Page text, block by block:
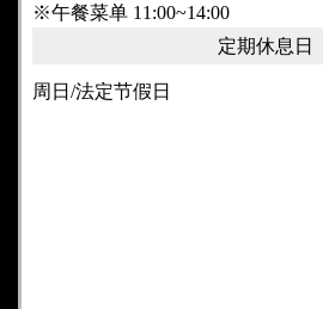
※午餐菜单 11:00~14:00
定期休息日
周日/法定节假日